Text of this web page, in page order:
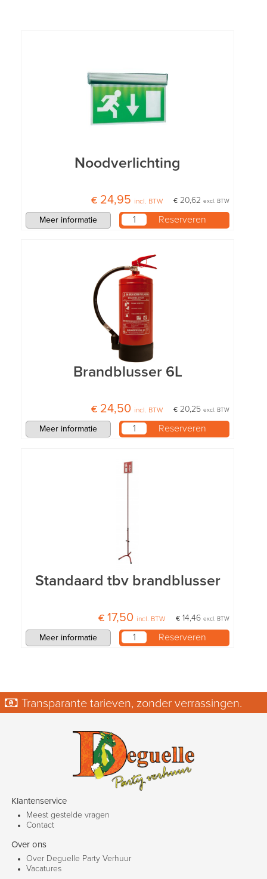
Noodverlichting
€ 20,62excl. BTW
€ 24,95 incl. BTW
Meer informatie
Brandblusser 6L
€ 20,25excl. BTW
€ 24,50 incl. BTW
Meer informatie
Standaard tbv brandblusser
€ 14,46excl. BTW
€ 17,50 incl. BTW
Meer informatie
Transparante tarieven, zonder verrassingen.
Klantenservice
Meest gestelde vragen
Contact
Over ons
Over Deguelle Party Verhuur
Vacatures